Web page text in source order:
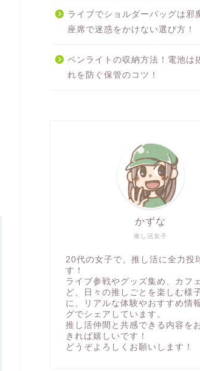
ライブでショルダーバッグは邪
座席で迷惑をかけない選び方！
ペンライトの収納方法！電池は
れを防ぐ保管のコツ！
推し活女子
かずな
20代の女子で、推し活に全力投
す！
ライブ参戦やグッズ集め、カフ
ど、日々の推しごとを楽しむ様
に、リアルな体験やおすすめ情
グでシェアしています。
推し活仲間と共感できる内容を
きれば嬉しいです！
どうぞよろしくお願いします！